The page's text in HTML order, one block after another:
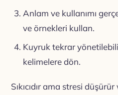
Anlam ve kullanımı
ve örnekleri kullan.
Kuyruk tekrar
kelimelere dön.
Sıkıcıdır ama stresi